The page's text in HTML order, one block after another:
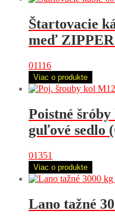
Štartovacie
meď
01116
Viac o produkte
Poistné
guľové sedlo
01351
Viac o produkte
Lano tažné